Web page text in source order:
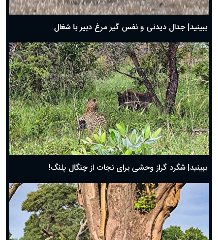
بهترین پیامک تبریک روز پدر ۱۴۰۴؛ جملات زیبا و صمیمانه
ببینید| جدال دیدنی و نفس گیر مرغ دبیر با شغال
ببینید| شگرد گراز وحشی برای نجات از چنگال پلنگ!